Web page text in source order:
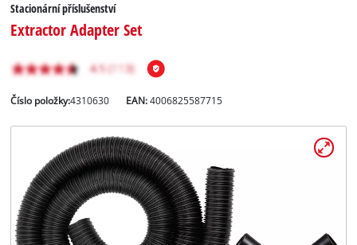
čeština
CSčeština
Stacionární příslušenství
Extractor Adapter Set
Číslo položky:4310630 EAN:4006825587715